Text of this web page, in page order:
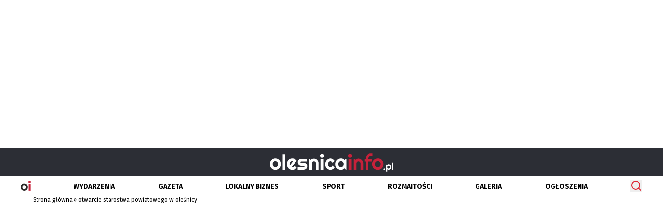
WYDARZENIA GAZETA LOKALNY BIZNES SPORT ROZMAITOŚCI GALERIA OGŁOSZENIA
Strona główna »otwarcie starostwa powiatowego w oleśnicy